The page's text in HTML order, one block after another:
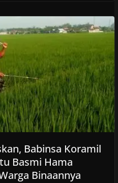
Babinsa Koramil
Basmi Hama
Binaannya